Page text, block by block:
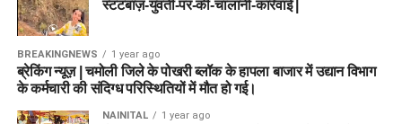
स्टंटबाज़-युवती-पर-की-चालानी-कार्रवाई |
BREAKINGNEWS 1 year ago
ब्रेकिंग न्यूज़ | चमोली जिले के पोखरी ब्लॉक के हापला बाजार में उद्यान विभाग
के कर्मचारी की संदिग्ध परिस्थितियों में मौत हो गई।
NAINITAL 1 year ago